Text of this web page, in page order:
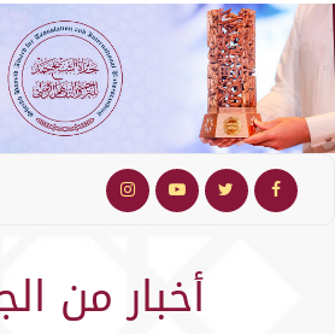
أخبار من